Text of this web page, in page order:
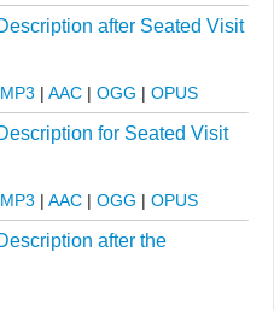
after Seated Visit
MP3 | AAC | OGG | OPUS
for Seated Visit
MP3 | AAC | OGG | OPUS
after the